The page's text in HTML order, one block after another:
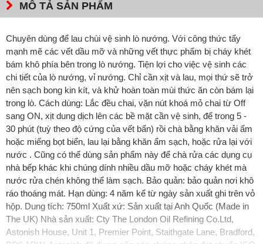
MÔ TẢ SẢN PHẨM
Chuyên dùng để lau chùi vệ sinh lò nướng. Với công thức tẩy
mạnh mẽ các vết dầu mỡ và những vết thực phẩm bị cháy khét
bám khô phía bên trong lò nướng. Tiện lợi cho việc vệ sinh các
chi tiết của lò nướng, vỉ nướng. Chỉ cần xịt và lau, mọi thứ sẽ trở
nên sạch bong kin kít, và khử hoàn toàn mùi thức ăn còn bám lại
trong lò. Cách dùng: Lắc đều chai, vặn nút khoá mỏ chai từ Off
sang ON, xịt dung dịch lên các bề mặt cần vệ sinh, để trong 5 -
30 phút (tuỳ theo độ cứng của vết bẩn) rồi chà bằng khăn vải ẩm
hoặc miếng bọt biển, lau lại bằng khăn ẩm sạch, hoặc rửa lại với
nước . Cũng có thể dùng sản phẩm này để chà rửa các dụng cụ
nhà bếp khác khi chúng dính nhiều dầu mỡ hoặc cháy khét mà
nước rửa chén không thể làm sạch. Bảo quản: bảo quản nơi khô
ráo thoáng mát. Hạn dùng: 4 năm kể từ ngày sản xuất ghi trên vỏ
hộp. Dung tích: 750ml Xuất xứ: Sản xuất tại Anh Quốc (Made in
The UK) Nhà sản xuất: Cty The London Oil Refining Co.Ltd,
Astonish House, Unit 1, Premier Point, Staithgate Lane, Bradford,